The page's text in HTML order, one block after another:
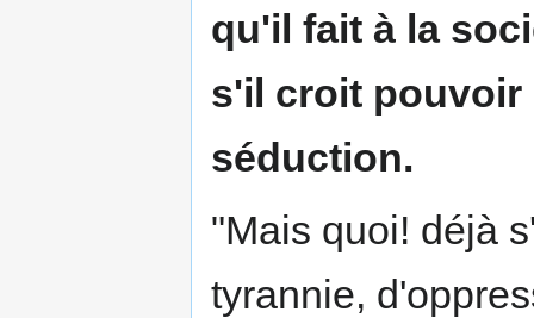
qu'il fait à la
s'il croit pouvoir
séduction.
"Mais quoi! déjà
tyrannie,